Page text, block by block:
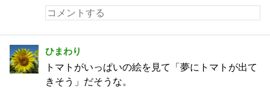
ひまわり
トマトがいっぱいの絵を見て「夢にトマトが出て
きそう」だそうな。